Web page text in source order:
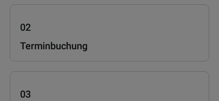
02
Terminbuchung
03